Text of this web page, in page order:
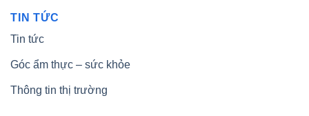
TIN TỨC
Tin tức
Góc ẩm thực – sức khỏe
Thông tin thị trường